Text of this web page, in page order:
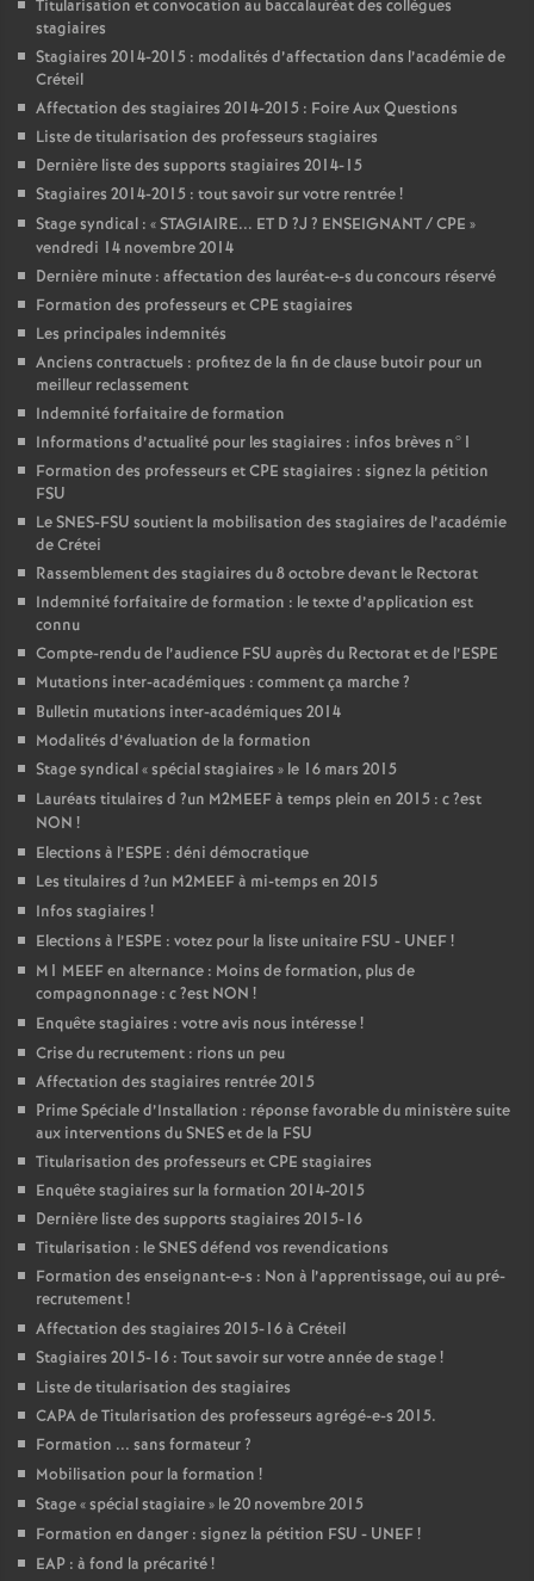
Titularisation et convocation au baccalauréat des collègues
stagiaires
Stagiaires 2014-2015 : modalités d’affectation dans l’académie de
Créteil
Affectation des stagiaires 2014-2015 : Foire Aux Questions
Liste de titularisation des professeurs stagiaires
Dernière liste des supports stagiaires 2014-15
Stagiaires 2014-2015 : tout savoir sur votre rentrée!
Stage syndical : «STAGIAIRE... ET D ?J ? ENSEIGNANT/CPE »
vendredi 14 novembre 2014
Dernière minute : affectation des lauréat-e-s du concours réservé
Formation des professeurs etCPE stagiaires
Les principales indemnités
Anciens contractuels : profitez de la fin de clause butoir pour un
meilleur reclassement
Indemnité forfaitaire de formation
Informations d’actualité pour les stagiaires : infos brèves n°1
Formation des professeurs etCPE stagiaires : signez la pétition
FSU
LeSNES-FSU soutient la mobilisation des stagiaires de l’académie
de Crétei
Rassemblement des stagiaires du 8 octobre devant le Rectorat
Indemnité forfaitaire de formation : le texte d’application est
connu
Compte-rendu de l’audience FSU auprès du Rectorat et de l’ESPE
Mutations inter-académiques : comment ça marche?
Bulletin mutations inter-académiques 2014
Modalités d’évaluation de la formation
Stage syndical «spécial stagiaires » le 16 mars 2015
Lauréats titulaires d ?un M2MEEFà temps plein en 2015 : c?est
NON !
Elections à l’ESPE : déni démocratique
Les titulaires d ?un M2MEEFà mi-temps en 2015
Infos stagiaires !
Elections à l’ESPE : votez pour la liste unitaire FSU - UNEF!
M1 MEEFen alternance : Moins de formation, plus de
compagnonnage : c?est NON !
Enquête stagiaires : votre avis nous intéresse!
Crise du recrutement : rions un peu
Affectation des stagiaires rentrée 2015
Prime Spéciale d’Installation : réponse favorable du ministère suite
aux interventions duSNESet de la FSU
Titularisation des professeurs etCPE stagiaires
Enquête stagiaires sur la formation 2014-2015
Dernière liste des supports stagiaires 2015-16
Titularisation : leSNESdéfend vos revendications
Formation des enseignant-e-s : Non à l’apprentissage, oui au pré-
recrutement!
Affectation des stagiaires 2015-16 à Créteil
Stagiaires 2015-16 : Tout savoir sur votre année de stage!
Liste de titularisation des stagiaires
CAPAde Titularisation des professeurs agrégé-e-s 2015.
Formation ... sans formateur?
Mobilisation pour la formation !
Stage «spécial stagiaire» le 20 novembre 2015
Formation en danger : signez la pétition FSU - UNEF!
EAP : à fond la précarité!